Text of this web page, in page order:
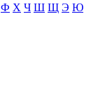
Ф Х Ч Ш Щ Э Ю